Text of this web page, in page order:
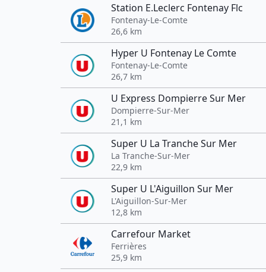
Station E.Leclerc Fontenay Flc
Fontenay-Le-Comte
26,6 km
Hyper U Fontenay Le Comte
Fontenay-Le-Comte
26,7 km
U Express Dompierre Sur Mer
Dompierre-Sur-Mer
21,1 km
Super U La Tranche Sur Mer
La Tranche-Sur-Mer
22,9 km
Super U L'Aiguillon Sur Mer
L'Aiguillon-Sur-Mer
12,8 km
Carrefour Market
Ferrières
25,9 km